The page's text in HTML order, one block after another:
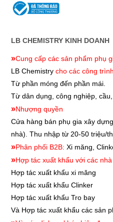
LB CHEMISTRY KINH DOANH
»Cung cấp các sản phẩm phụ
LB Chemistrycho các công
Từ phần móng đến phần mái.
Từ dân dụng, công nghiệp,
»Nhượng quyền
Cửa hàng bán phụ gia xây dựng
nhà). Thu nhập từ 20-50 triệu/
»Phân phối B2B: Xi măng,
»Hợp tác xuất khẩu với các
Hợp tác xuất khẩu xi măng
Hợp tác xuất khẩu Clinker
Hợp tác xuất khẩu Tro bay
Và Hợp tác xuất khẩu các sản